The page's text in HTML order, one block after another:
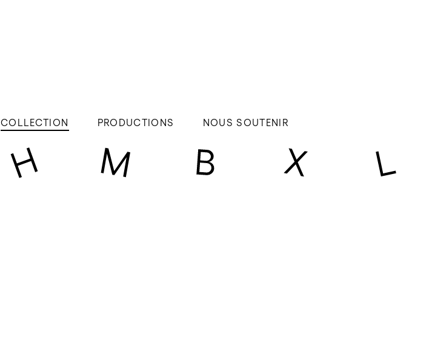
COLLECTION PRODUCTIONS NOUS SOUTENIR